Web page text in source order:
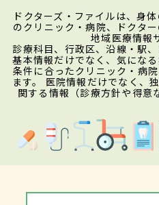
ドクターズ・ファイルは、身
のクリニック・病院、ドクタ
地域医療情報
診療科目、行政区、沿線・駅
基本情報だけでなく、気にな
条件に合ったクリニック・病
ます。 医院情報だけでなく、
関する情報（診療方針や得意